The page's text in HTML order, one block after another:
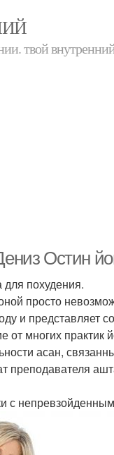
твой
Остин
похудения.
просто
и представляет
многих практик
асан,
с